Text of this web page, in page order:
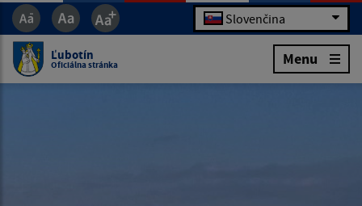
Slovenčina
Ľubotín
Oficiálna stránka Menu